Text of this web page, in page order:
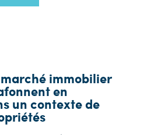
immobilier
en
un contexte de